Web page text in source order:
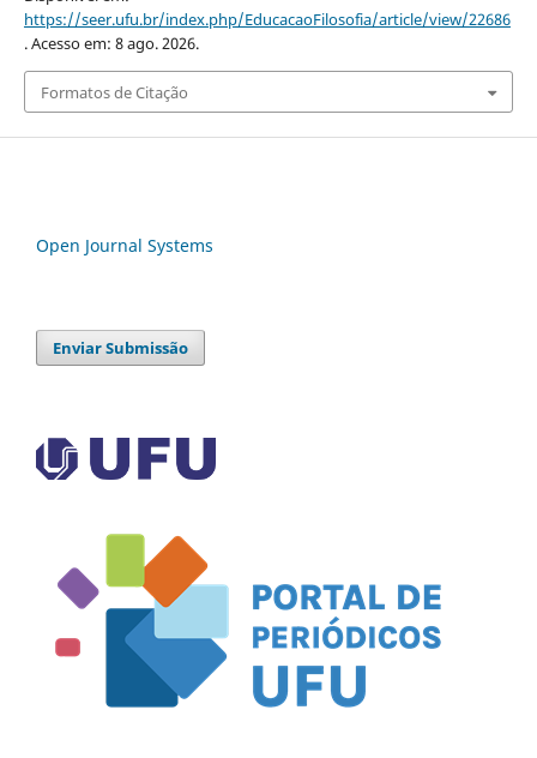
https://seer.ufu.br/index.php/EducacaoFilosofia/article/view/22686
. Acesso em: 8 ago. 2026.
Formatos de Citação
Open Journal Systems
Enviar Submissão